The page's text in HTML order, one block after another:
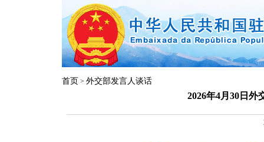
首页 > 外交部发言人谈话
2026年4月30日外